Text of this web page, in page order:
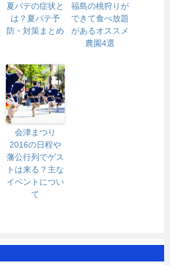
夏バテの症状と
は？夏バテ予
防・対策まとめ
福島の桃狩りが
できて食べ放題
があるオススメ
農園4選
会津まつり
2016の日程や
藩公行列でゲス
トは来る？主な
イベントについ
て